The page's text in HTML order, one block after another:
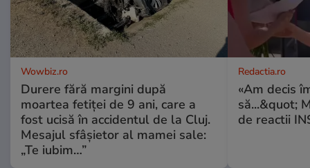
Wowbiz.ro
Durere fără margini după
moartea fetiței de 9 ani, care a
fost ucisă în accidentul de la Cluj.
Mesajul sfâșietor al mamei sale:
„Te iubim…”
Redactia.ro
«Am decis
să...&quot;
de reactii